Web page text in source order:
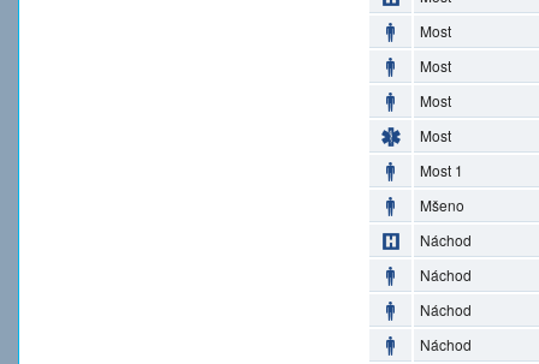
Most
Most
Most
Most
Most 1
Mšeno
Náchod
Náchod
Náchod
Náchod